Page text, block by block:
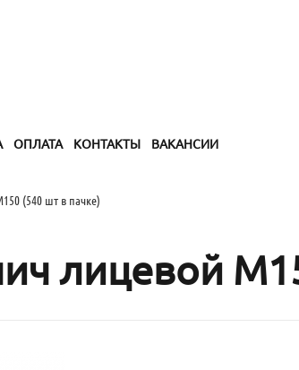
ОПЛАТА КОНТАКТЫ ВАКАНСИИ
(540 шт в пачке)
лицевой